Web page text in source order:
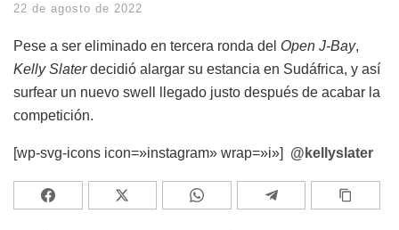
22 de agosto de 2022
Pese a ser eliminado en tercera ronda del Open J-Bay,
Kelly Slaterdecidió alargar su estancia en Sudáfrica, y así
surfear un nuevo swell llegado justo después de acabar la
competición.
[wp-svg-icons icon=»instagram» wrap=»i»] @kellyslater